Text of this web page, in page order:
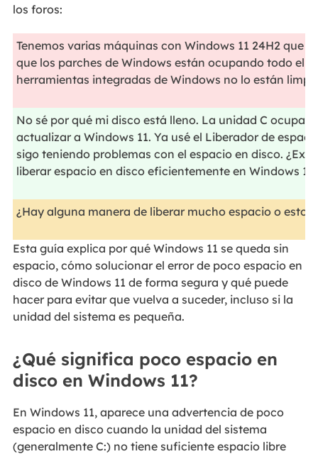
los foros:
Tenemos varias máquinas con Windows 11 24H2 que
que los parches de Windows están ocupando todo el
herramientas integradas de Windows no lo están
No sé por qué mi disco está lleno. La unidad C ocupa
actualizar a Windows 11. Ya usé el Liberador de
sigo teniendo problemas con el espacio en disco.
liberar espacio en disco eficientemente en Windows
¿Hay alguna manera de liberar mucho espacio o
Esta guía explica por qué Windows 11 se queda sin
espacio, cómo solucionar el error de poco espacio en
disco de Windows 11 de forma segura y qué puede
hacer para evitar que vuelva a suceder, incluso si la
unidad del sistema es pequeña.
¿Qué significa poco espacio en
disco en Windows 11?
En Windows 11, aparece una advertencia de poco
espacio en disco cuando la unidad del sistema
(generalmente C:) no tiene suficiente espacio libre